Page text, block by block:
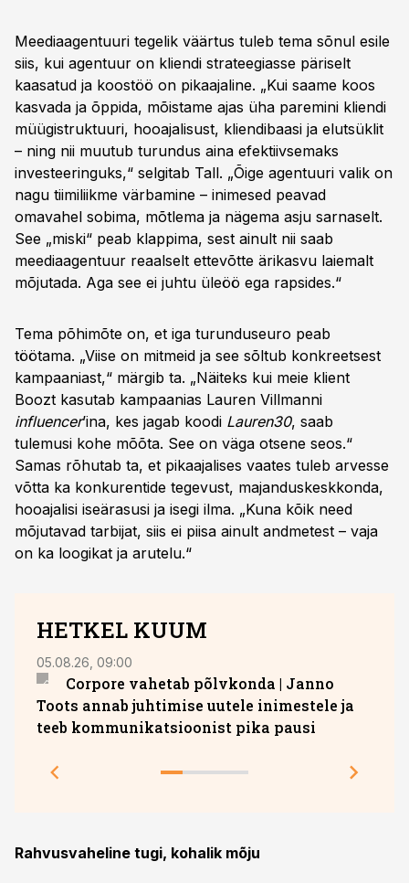
Meediaagentuuri tegelik väärtus tuleb tema sõnul esile
siis, kui agentuur on kliendi strateegiasse päriselt
kaasatud ja koostöö on pikaajaline. „Kui saame koos
kasvada ja õppida, mõistame ajas üha paremini kliendi
müügistruktuuri, hooajalisust, kliendibaasi ja elutsüklit
– ning nii muutub turundus aina efektiivsemaks
investeeringuks,“ selgitab Tall. „Õige agentuuri valik on
nagu tiimiliikme värbamine – inimesed peavad
omavahel sobima, mõtlema ja nägema asju sarnaselt.
See „miski“ peab klappima, sest ainult nii saab
meediaagentuur reaalselt ettevõtte ärikasvu laiemalt
mõjutada. Aga see ei juhtu üleöö ega rapsides.“
Tema põhimõte on, et iga turunduseuro peab
töötama. „Viise on mitmeid ja see sõltub konkreetsest
kampaaniast,“ märgib ta. „Näiteks kui meie klient
Boozt kasutab kampaanias Lauren Villmanni
influencer’ina, kes jagab koodi Lauren30, saab
tulemusi kohe mõõta. See on väga otsene seos.“
Samas rõhutab ta, et pikaajalises vaates tuleb arvesse
võtta ka konkurentide tegevust, majanduskeskkonda,
hooajalisi iseärasusi ja isegi ilma. „Kuna kõik need
mõjutavad tarbijat, siis ei piisa ainult andmetest – vaja
on ka loogikat ja arutelu.“
HETKEL KUUM
05.08.26, 09:00
Corpore vahetab põlvkonda | Janno
Toots annab juhtimise uutele inimestele ja
teeb kommunikatsioonist pika pausi
Rahvusvaheline tugi, kohalik mõju